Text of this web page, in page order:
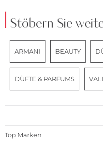
Stöbern Sie
ARMANI BEAUTY
DÜFTE & PARFUMS
Top Marken